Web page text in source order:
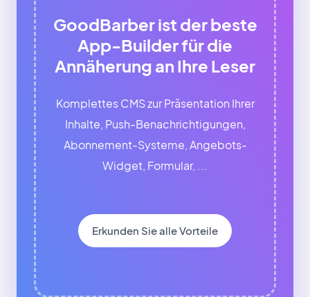
GoodBarber ist der beste
App-Builder für die
Annäherung an Ihre Leser
Komplettes CMS zur Präsentation Ihrer
Inhalte, Push-Benachrichtigungen,
Abonnement-Systeme, Angebots-
Widget, Formular, ...
Erkunden Sie alle Vorteile